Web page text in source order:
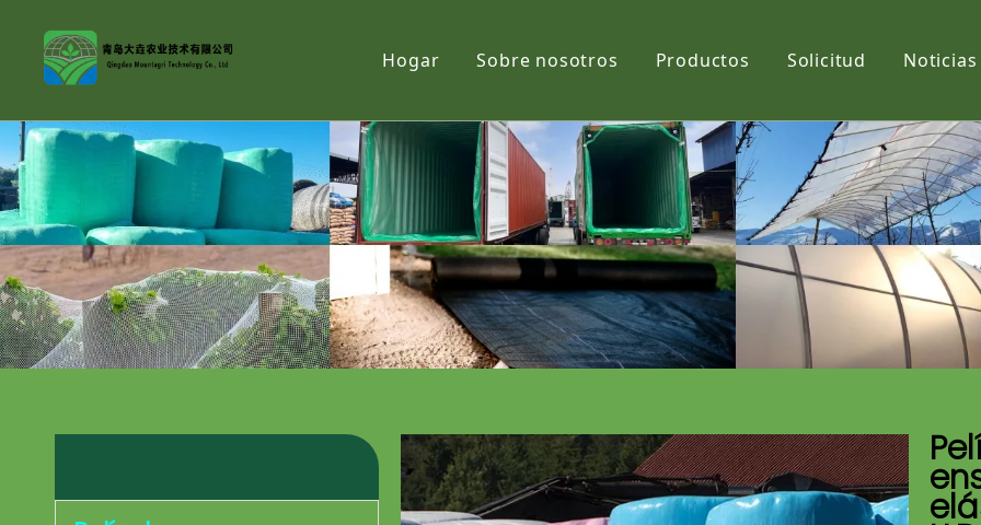
Hogar Sobre nosotros Productos
Tela
Net
Solicitud Noticias